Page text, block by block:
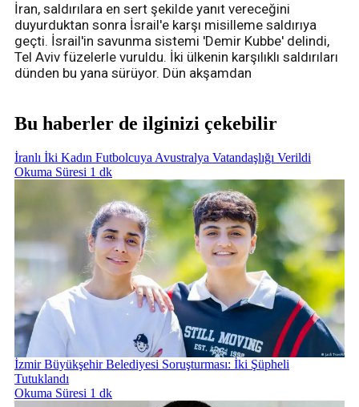
İran, saldırılara en sert şekilde yanıt vereceğini
duyurduktan sonra İsrail'e karşı misilleme saldırıya
geçti. İsrail'in savunma sistemi 'Demir Kubbe' delindi,
Tel Aviv füzelerle vuruldu. İki ülkenin karşılıklı saldırıları
dünden bu yana sürüyor. Dün akşamdan
Bu haberler de ilginizi çekebilir
İranlı İki Kadın Futbolcuya Avustralya Vatandaşlığı Verildi
Okuma Süresi 1 dk
İzmir Büyükşehir Belediyesi Soruşturması: İki Şüpheli
Tutuklandı
Okuma Süresi 1 dk